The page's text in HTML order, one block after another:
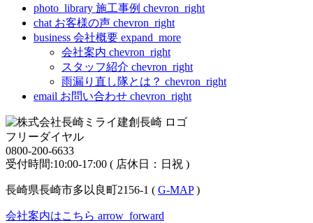
photo_library 施工事例 chevron_right
chat お客様の声 chevron_right
business 会社概要 expand_more
会社案内 chevron_right
スタッフ紹介 chevron_right
雨漏り直し隊とは？ chevron_right
email お問い合わせ chevron_right
フリーダイヤル
0800-200-6633
受付時間:10:00-17:00 ( 店休日：日祝 )
長崎県長崎市多以良町2156-1 ( G-MAP)
会社案内はこちら arrow_forward